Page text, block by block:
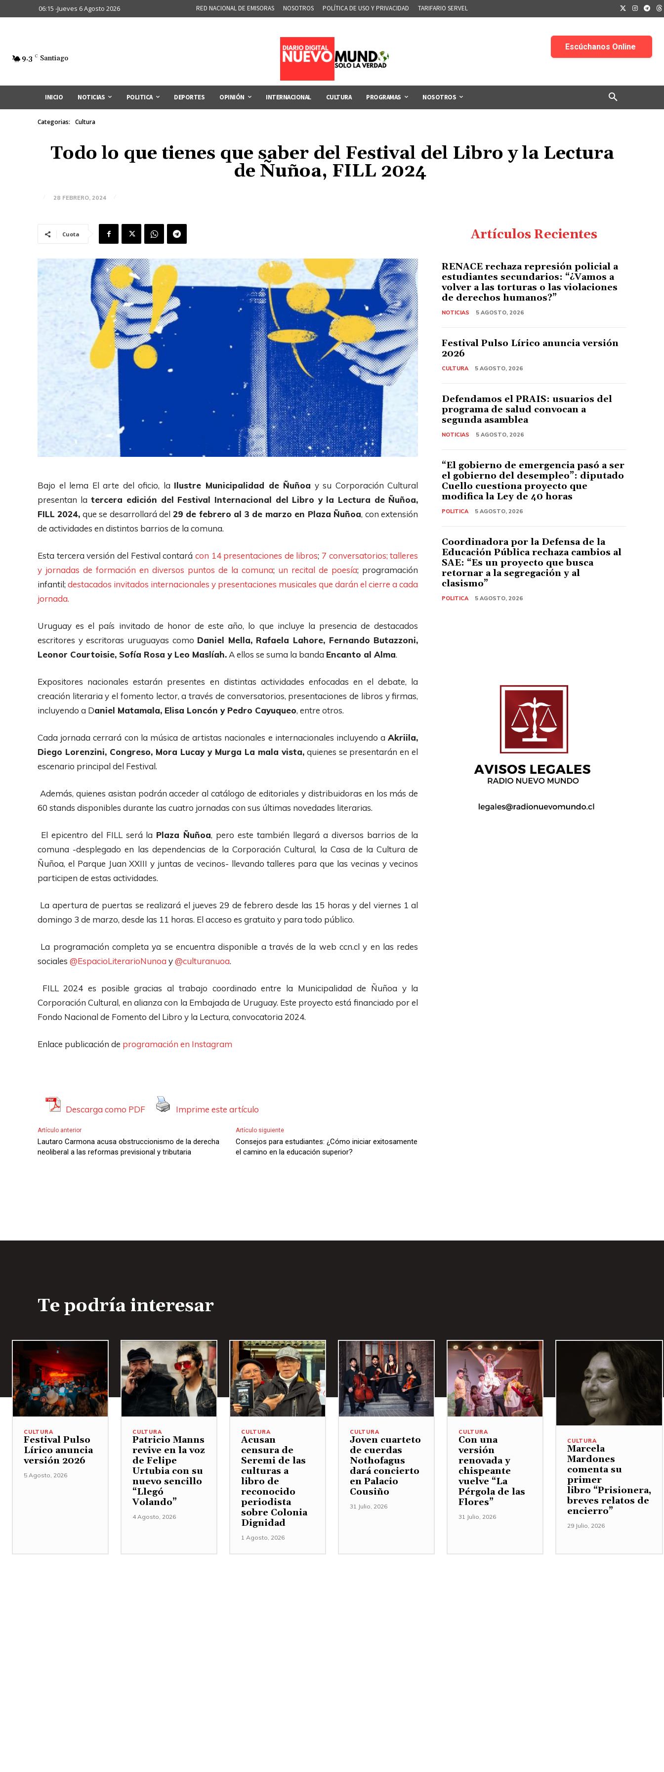
06:15 -Jueves 6 Agosto 2026 RED NACIONAL DE EMISORAS NOSOTROS POLÍTICA DE USO Y PRIVACIDAD TARIFARIO SERVEL
9.3 C Santiago
INICIO NOTICIAS POLITICA DEPORTES OPINIÓN INTERNACIONAL CULTURA PROGRAMAS NOSOTROS
Categorias: Cultura
Todo lo que tienes que saber del Festival del Libro y la Lectura
de Ñuñoa, FILL 2024
28 FEBRERO, 2024
Cuota
Bajo el lema El arte del oficio, la Ilustre Municipalidad de Ñuñoa y su Corporación Cultural
presentan la tercera edición del Festival Internacional del Libro y la Lectura de Ñuñoa,
FILL 2024, que se desarrollará del 29 de febrero al 3 de marzo en Plaza Ñuñoa, con extensión
de actividades en distintos barrios de la comuna.
Esta tercera versión del Festival contará con 14 presentaciones de libros; 7 conversatorios; talleres
y jornadas de formación en diversos puntos de la comuna; un recital de poesía; programación
infantil;destacados invitados internacionales y presentaciones musicales que darán el cierre a cada
jornada.
Uruguay es el país invitado de honor de este año, lo que incluye la presencia de destacados
escritores y escritoras uruguayas como Daniel Mella, Rafaela Lahore, Fernando Butazzoni,
Leonor Courtoisie, Sofía Rosa y Leo Maslíah. A ellos se suma la banda Encanto al Alma.
Expositores nacionales estarán presentes en distintas actividades enfocadas en el debate, la
creación literaria y el fomento lector, a través de conversatorios, presentaciones de libros y firmas,
incluyendo a Daniel Matamala, Elisa Loncón y Pedro Cayuqueo, entre otros.
Cada jornada cerrará con la música de artistas nacionales e internacionales incluyendo aAkriila,
Diego Lorenzini, Congreso, Mora Lucay y Murga La mala vista,quienes se presentarán en el
escenario principal del Festival.
Además, quienes asistan podrán acceder al catálogo de editoriales y distribuidoras en los más de
60 stands disponibles durante las cuatro jornadas con sus últimas novedades literarias.
El epicentro del FILL será la Plaza Ñuñoa, pero este también llegará a diversos barrios de la
comuna -desplegado en las dependencias de la Corporación Cultural, la Casa de la Cultura de
Ñuñoa, el Parque Juan XXIII y juntas de vecinos- llevando talleres para que las vecinas y vecinos
participen de estas actividades.
La apertura de puertas se realizará el jueves 29 de febrero desde las 15 horas y del viernes 1 al
domingo 3 de marzo, desde las 11 horas. El acceso es gratuito y para todo público.
La programación completa ya se encuentra disponible a través de la web ccn.cl y en las redes
sociales @EspacioLiterarioNunoa y@culturanuoa.
FILL 2024 es posible gracias al trabajo coordinado entre la Municipalidad de Ñuñoa y la
Corporación Cultural, en alianza con la Embajada de Uruguay. Este proyecto está financiado por el
Fondo Nacional de Fomento del Libro y la Lectura, convocatoria 2024.
Enlace publicación de programación en Instagram
Descarga como PDF Imprime este artículo
Artículo anterior
Lautaro Carmona acusa obstruccionismo de la derecha
neoliberal a las reformas previsional y tributaria
Artículo siguiente
Consejos para estudiantes: ¿Cómo iniciar exitosamente
el camino en la educación superior?
Artículos Recientes
RENACE rechaza represión policial a
estudiantes secundarios: “¿Vamos a
volver a las torturas o las violaciones
de derechos humanos?”
NOTICIAS 5 AGOSTO, 2026
Festival Pulso Lírico anuncia versión
2026
CULTURA 5 AGOSTO, 2026
Defendamos el PRAIS: usuarios del
programa de salud convocan a
segunda asamblea
NOTICIAS 5 AGOSTO, 2026
“El gobierno de emergencia pasó a ser
el gobierno del desempleo”: diputado
Cuello cuestiona proyecto que
modifica la Ley de 40 horas
POLITICA 5 AGOSTO, 2026
Coordinadora por la Defensa de la
Educación Pública rechaza cambios al
SAE: “Es un proyecto que busca
retornar a la segregación y al
clasismo”
POLITICA 5 AGOSTO, 2026
Te podría interesar
CULTURA
Festival Pulso
Lírico anuncia
versión 2026
5 Agosto, 2026
CULTURA
Patricio Manns
revive en la voz
de Felipe
Urtubia con su
nuevo sencillo
“Llegó
Volando”
4 Agosto, 2026
CULTURA
Acusan
censura de
Seremi de las
culturas a
libro de
reconocido
periodista
sobre Colonia
Dignidad
1 Agosto, 2026
CULTURA
Joven cuarteto
de cuerdas
Nothofagus
dará concierto
en Palacio
Cousiño
31 Julio, 2026
CULTURA
Con una
versión
renovada y
chispeante
vuelve “La
Pérgola de las
Flores”
31 Julio, 2026
CULTURA
Marcela
Mardones
comenta su
primer
libro “Prisionera,
breves relatos de
encierro”
29 Julio, 2026